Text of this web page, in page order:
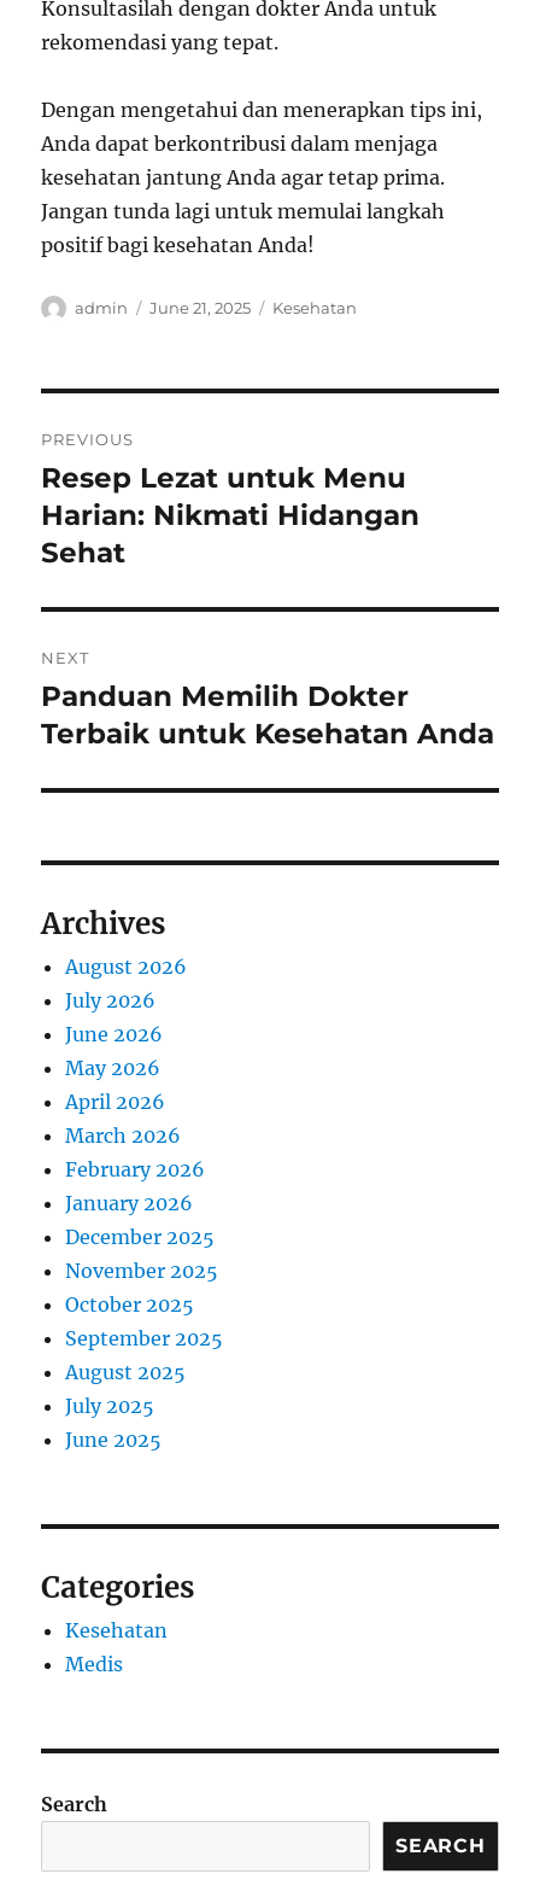
Konsultasilah dengan dokter Anda untuk
rekomendasi yang tepat.
Dengan mengetahui dan menerapkan tips ini,
Anda dapat berkontribusi dalam menjaga
kesehatan jantung Anda agar tetap prima.
Jangan tunda lagi untuk memulai langkah
positif bagi kesehatan Anda!
Author
admin
Posted
June 21, 2025 Categories
Kesehatan
navigation
PREVIOUS
Previous
post:
Resep Lezat untuk Menu
Harian: Nikmati Hidangan
Sehat
NEXT
Next
post:
Panduan Memilih Dokter
Terbaik untuk Kesehatan Anda
Archives
August 2026
July 2026
June 2026
May 2026
April 2026
March 2026
February 2026
January 2026
December 2025
November 2025
October 2025
September 2025
August 2025
July 2025
June 2025
Categories
Kesehatan
Medis
Search
SEARCH